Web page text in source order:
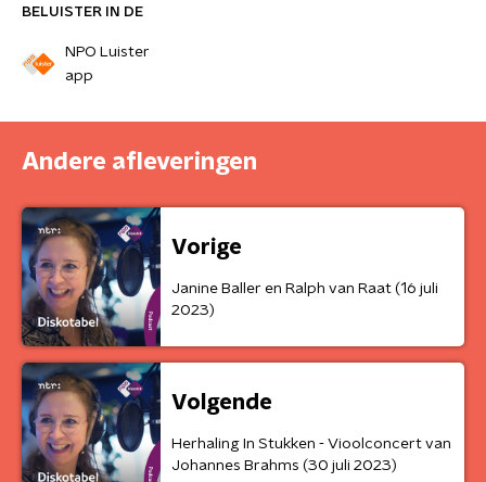
BELUISTER IN DE
NPO Luister
app
Andere afleveringen
Vorige
Janine Baller en Ralph van Raat (16 juli
2023)
Volgende
Herhaling In Stukken - Vioolconcert van
Johannes Brahms (30 juli 2023)